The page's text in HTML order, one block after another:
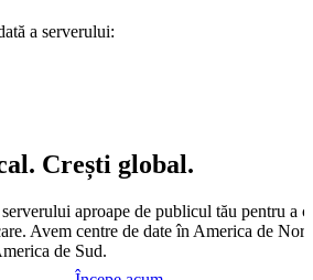
a serverului:
Crești global.
aproape de publicul tău pentru a
Avem centre de date în America de
de Sud.